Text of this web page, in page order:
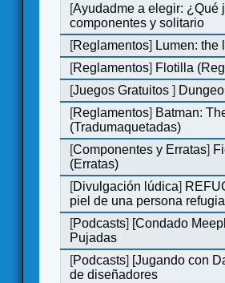
[Ayudadme a elegir: ¿Qué
componentes y solitario
[Reglamentos] Lumen: the
[Reglamentos] Flotilla
[Juegos Gratuitos]
[Reglamentos] Batman:
(Tradumaquetadas)
[Componentes y Erratas]
(Erratas)
[Divulgación lúdica]
piel de una persona
[Podcasts] [Condado
Pujadas
[Podcasts] [Jugando con
de diseñadores